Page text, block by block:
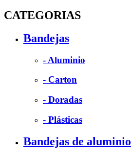
CATEGORIAS
Bandejas
- Aluminio
- Carton
- Doradas
- Plásticas
Bandejas de aluminio